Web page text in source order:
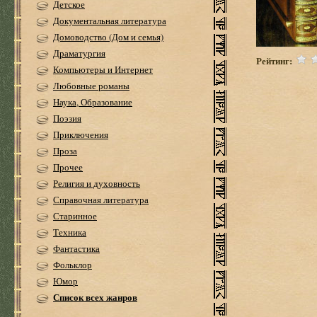
Детское
Документальная литература
Домоводство (Дом и семья)
Драматургия
Компьютеры и Интернет
Любовные романы
Наука, Образование
Поэзия
Приключения
Проза
Прочее
Религия и духовность
Справочная литература
Старинное
Техника
Фантастика
Фольклор
Юмор
Список всех жанров
Рейтинг: